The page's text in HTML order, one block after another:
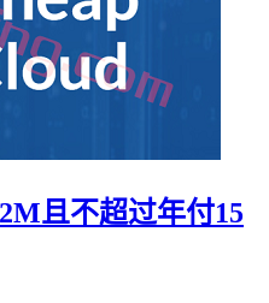
且不超过年付15